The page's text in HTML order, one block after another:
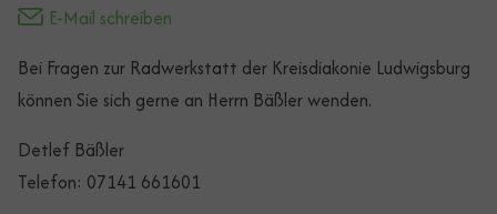
E-Mail schreiben
Bei Fragen zur Radwerkstatt der Kreisdiakonie Ludwigsburg
können Sie sich gerne an Herrn Bäßler wenden.
Detlef Bäßler
Telefon: 07141 661601